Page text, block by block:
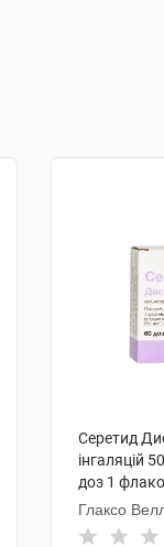
Серетид
інгаляцій
доз 1
Глаксо